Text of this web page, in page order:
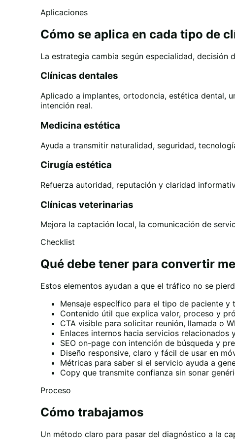
Aplicaciones
Cómo se aplica en cada tipo de
La estrategia cambia según especialidad,
Clínicas dentales
Aplicado a implantes, ortodoncia, estética dental,
intención real.
Medicina estética
Ayuda a transmitir naturalidad, seguridad,
Cirugía estética
Refuerza autoridad, reputación y claridad
Clínicas veterinarias
Mejora la captación local, la comunicación de
Checklist
Qué debe tener para convertir
Estos elementos ayudan a que el tráfico no se
Mensaje específico para el tipo de paciente y
Contenido útil que explica valor, proceso y
CTA visible para solicitar reunión, llamada o
Enlaces internos hacia servicios relacionados
SEO on-page con intención de búsqueda y
Diseño responsive, claro y fácil de usar en
Métricas para saber si el servicio ayuda a
Copy que transmite confianza sin sonar
Proceso
Cómo trabajamos
Un método claro para pasar del diagnóstico a la